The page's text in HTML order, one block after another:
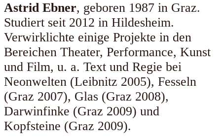
Astrid Ebner, geboren 1987 in Graz.
Studiert seit 2012 in Hildesheim.
Verwirklichte einige Projekte in den
Bereichen Theater, Performance, Kunst
und Film, u. a. Text und Regie bei
Neonwelten (Leibnitz 2005), Fesseln
(Graz 2007), Glas (Graz 2008),
Darwinfinke (Graz 2009) und
Kopfsteine (Graz 2009).